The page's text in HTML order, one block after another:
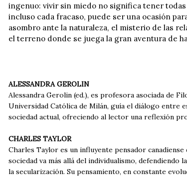
ingenuo: vivir sin miedo no significa tener
incluso cada fracaso, puede ser una ocasión
asombro ante la naturaleza, el misterio de las
el terreno donde se juega la gran aventura de
ALESSANDRA GEROLIN
Alessandra Gerolin (ed.), es profesora asociada de
Universidad Católica de Milán, guía el diálogo entre
sociedad actual, ofreciendo al lector una reflexión
CHARLES TAYLOR
Charles Taylor es un influyente pensador
sociedad va más allá del individualismo,
la secularización. Su pensamiento, en constante